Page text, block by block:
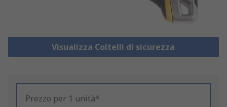
Visualizza Coltelli di sicurezza
Prezzo per 1 unità*